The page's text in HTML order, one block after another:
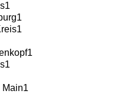
1
1
1
1
1
Main1